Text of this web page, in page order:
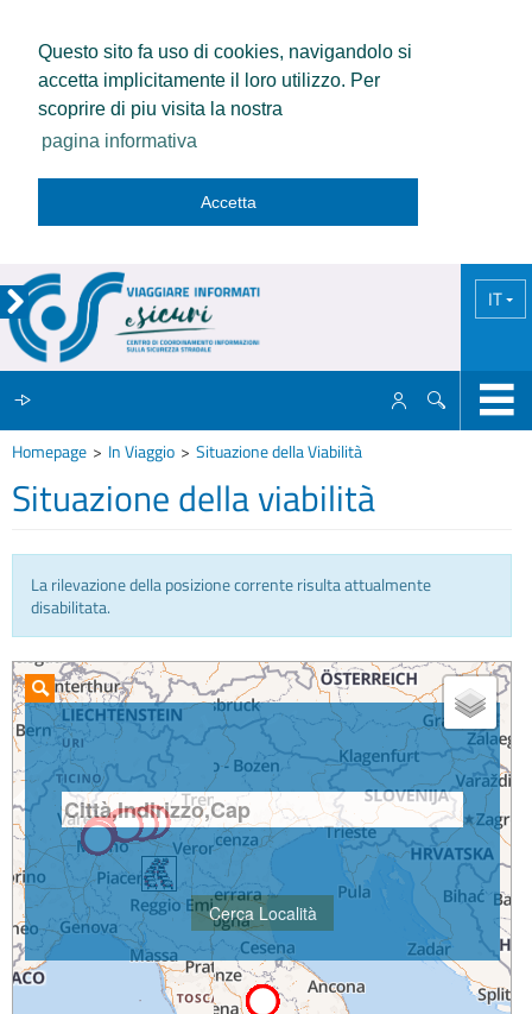
Questo sito fa uso di cookies, navigandolo si
accetta implicitamente il loro utilizzo. Per
scoprire di piu visita la nostra
pagina informativa
Accetta
IT
IL CCISS
INFO E MEDIA
IN VIAGGIO
Homepage In Viaggio Situazione della Viabilità
Situazione della viabilità
La rilevazione della posizione corrente risulta attualmente
disabilitata.